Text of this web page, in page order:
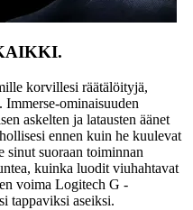
korvillesi räätälöityjä,
ominaisuuden
askelten ja latausten äänet
ennen kuin he kuulevat
sinut suoraan toiminnan
kuinka luodit viuhahtavat
voima Logitech G -
tappaviksi aseiksi.